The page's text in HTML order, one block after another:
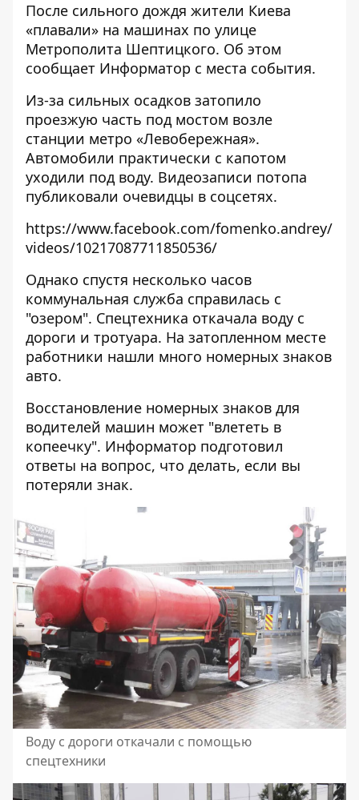
После сильного дождя жители Киева
«плавали» на машинах по улице
Метрополита Шептицкого. Об этом
сообщает Информатор с места события.
Из-за сильных осадков затопило
проезжую часть под мостом возле
станции метро «Левобережная».
Автомобили практически с капотом
уходили под воду. Видеозаписи потопа
публиковали очевидцы в соцсетях.
https://www.facebook.com/fomenko.andrey/
videos/10217087711850536/
Однако спустя несколько часов
коммунальная служба справилась с
"озером". Спецтехника откачала воду с
дороги и тротуара. На затопленном месте
работники нашли много номерных знаков
авто.
Восстановление номерных знаков для
водителей машин может "влететь в
копеечку". Информатор подготовил
ответы на вопрос, что делать, если вы
потеряли знак.
Воду с дороги откачали с помощью
спецтехники